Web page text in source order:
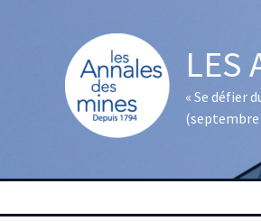
LES
« Se défier
(septembre